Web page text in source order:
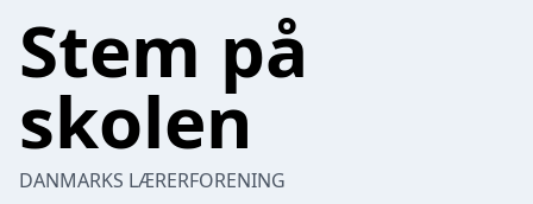
Stem på
skolen
DANMARKS LÆRERFORENING